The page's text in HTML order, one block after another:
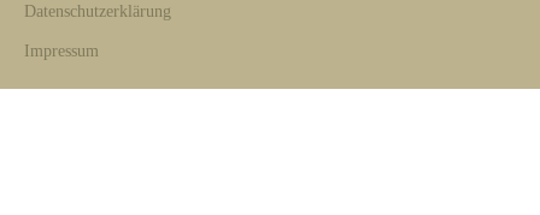
Datenschutzerklärung
Impressum